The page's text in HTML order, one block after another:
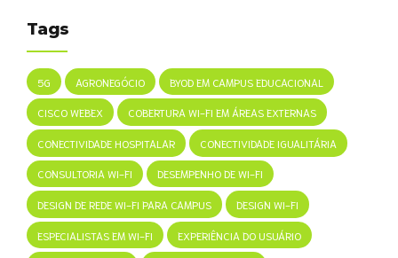
Tags
5G AGRONEGÓCIO BYOD EM CAMPUS EDUCACIONAL
CISCO WEBEX COBERTURA WI-FI EM ÁREAS EXTERNAS
CONECTIVIDADE HOSPITALAR CONECTIVIDADE IGUALITÁRIA
CONSULTORIA WI-FI DESEMPENHO DE WI-FI
DESIGN DE REDE WI-FI PARA CAMPUS DESIGN WI-FI
ESPECIALISTAS EM WI-FI EXPERIÊNCIA DO USUÁRIO